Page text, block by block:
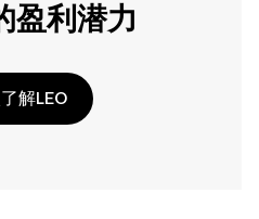
盈利潜力
解LEO